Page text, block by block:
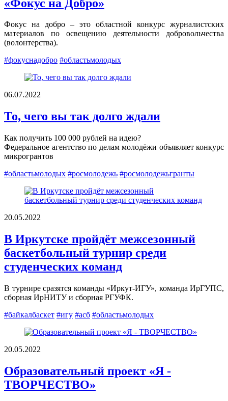
«Фокус на Добро»
Фокус на добро – это областной конкурс журналистских
материалов по освещению деятельности добровольчества
(волонтерства).
#фокуснадобро #областьмолодых
06.07.2022
То, чего вы так долго ждали
Как получить 100 000 рублей на идею?
Федеральное агентство по делам молодёжи объявляет конкурс
микрогрантов
#областьмолодых #росмолодежь #росмолодежьгранты
20.05.2022
В Иркутске пройдёт межсезонный
баскетбольный турнир среди
студенческих команд
В турнире сразятся команды «Иркут-ИГУ», команда ИрГУПС,
сборная ИрНИТУ и сборная РГУФК.
#байкалбаскет #игу #асб #областьмолодых
20.05.2022
Образовательный проект «Я -
ТВОРЧЕСТВО»